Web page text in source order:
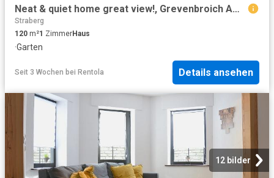
Neat & quiet home great view!, Grevenbroich Amsterdam Apartments for Rent
Straberg
120 m²1 ZimmerHaus
·Garten
Seit 3 Wochen bei Rentola Details ansehen
12 bilder